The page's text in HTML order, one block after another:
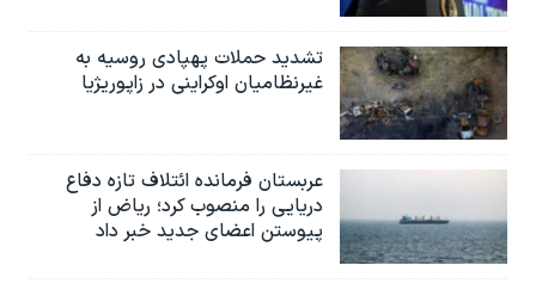
تشدید حملات پهپادی روسیه به
غیرنظامیان اوکراینی در زاپوریژیا
عربستان فرمانده ائتلاف تازه دفاع
دریایی را منصوب کرد؛ ریاض از
پیوستن اعضای جدید خبر داد